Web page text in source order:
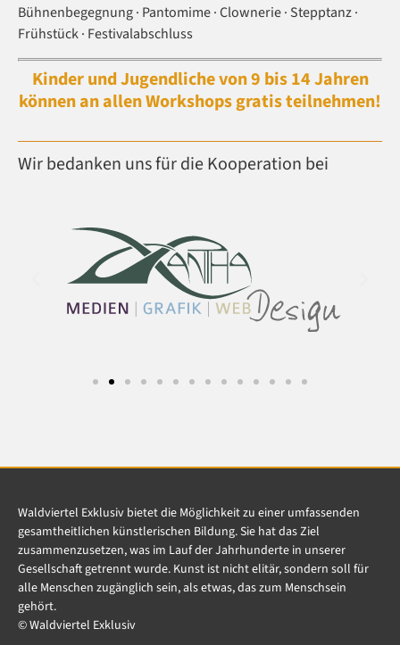
Bühnenbegegnung · Pantomime · Clownerie · Stepptanz ·
Frühstück · Festivalabschluss
Kinder und Jugendliche von 9 bis 14 Jahren
können an allen Workshops gratis teilnehmen!
Wir bedanken uns für die Kooperation bei
Waldviertel Exklusiv bietet die Möglichkeit zu einer umfassenden
gesamtheitlichen künstlerischen Bildung. Sie hat das Ziel
zusammenzusetzen, was im Lauf der Jahrhunderte in unserer
Gesellschaft getrennt wurde. Kunst ist nicht elitär, sondern soll für
alle Menschen zugänglich sein, als etwas, das zum Menschsein
gehört.
© Waldviertel Exklusiv